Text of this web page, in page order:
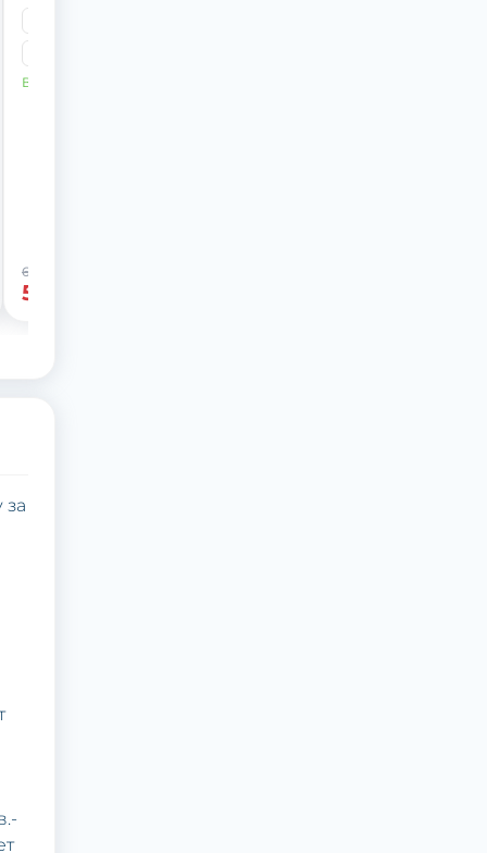
В наличии
669 грн
539 грн
за